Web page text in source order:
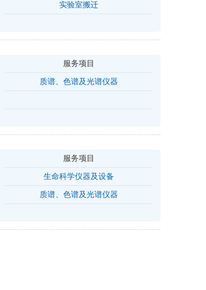
实验室搬迁
服务项目
质谱、色谱及光谱仪器
服务项目
生命科学仪器及设备
质谱、色谱及光谱仪器